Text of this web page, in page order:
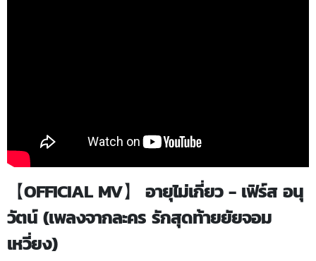
【OFFICIAL MV】 อายุไม่เกี่ยว - เฟิร์ส อนุ
วัตน์ (เพลงจากละคร รักสุดท้ายยัยจอม
เหวี่ยง)